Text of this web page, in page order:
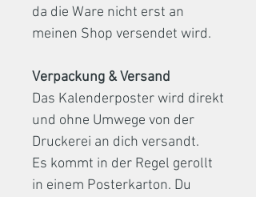
da die Ware nicht erst an
meinen Shop versendet wird.
Verpackung & Versand
Das Kalenderposter wird direkt
und ohne Umwege von der
Druckerei an dich versandt.
Es kommt in der Regel gerollt
in einem Posterkarton. Du